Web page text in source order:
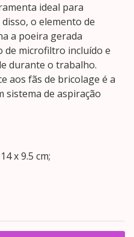
ideal para
o elemento de
a poeira gerada
de microfiltro incluído e
durante o trabalho.
aos fãs de bricolage é a
sistema de aspiração
x 9.5 cm;